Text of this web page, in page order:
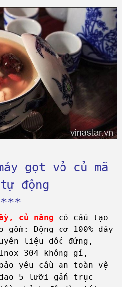
gọt vỏ củ mã
động
***
củ năng có cấu tạo
Động cơ 100% dây
liệu dốc đứng,
304 không gỉ,
yêu cầu an toàn vệ
5 lưỡi gắn trục